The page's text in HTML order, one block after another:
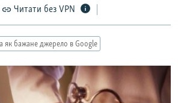
Читати без VPN
як бажане джерело в Google